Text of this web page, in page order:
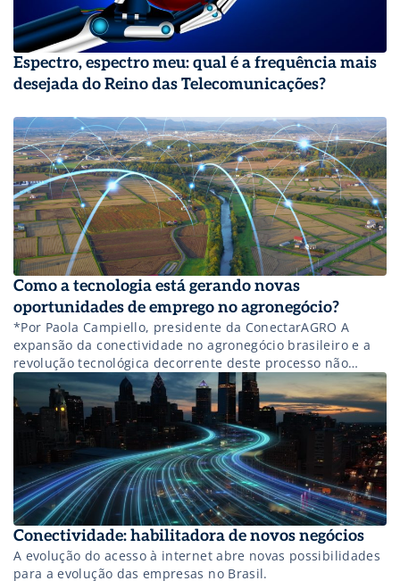
Espectro, espectro meu: qual é a frequência mais
desejada do Reino das Telecomunicações?
Como a tecnologia está gerando novas
oportunidades de emprego no agronegócio?
*Por Paola Campiello, presidente da ConectarAGRO A
expansão da conectividade no agronegócio brasileiro e a
revolução tecnológica decorrente deste processo não
apenas aumentam a produtividade, mas também
transformam as economias locais. A adoção de tecnologias
conectadas, como redes 4G, IoT (Internet das Coisas) e
automação, está trazendo benefícios concretos para as
comunidades que cercam as […]
Conectividade: habilitadora de novos negócios
A evolução do acesso à internet abre novas possibilidades
para a evolução das empresas no Brasil.